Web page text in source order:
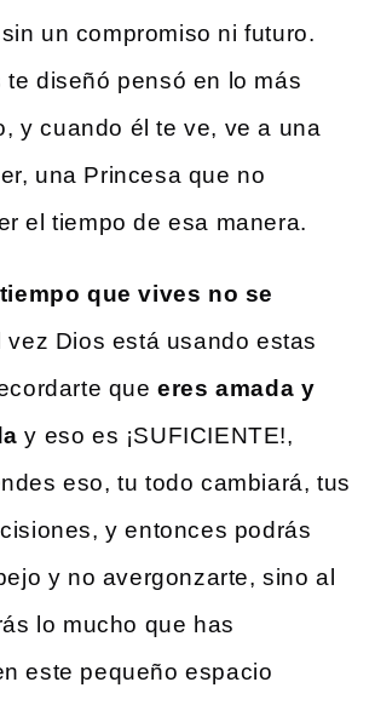
un compromiso ni futuro.
te diseñó pensó en lo más
y cuando él te ve, ve a una
una Princesa que no
el tiempo de esa manera.
que vives no se
vez Dios está usando estas
queeres amada y
y eso es ¡SUFICIENTE!,
eso, tu todo cambiará, tus
y entonces podrás
y no avergonzarte, sino al
lo mucho que has
este pequeño espacio